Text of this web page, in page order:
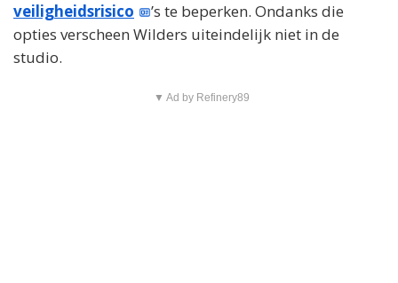
veiligheidsrisico
’s te beperken. Ondanks die
opties verscheen Wilders uiteindelijk niet in de
studio.
▼ Ad by Refinery89